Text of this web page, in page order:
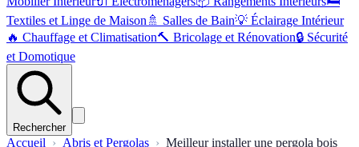
Textiles et Linge de Maison 🚿 Salles de Bain💡 Éclairage Intérieur
🔥 Chauffage et Climatisation🔨 Bricolage et Rénovation🔒 Sécurité
et Domotique
Rechercher
Accueil Abris et Pergolas
Meilleur installer une pergola bois